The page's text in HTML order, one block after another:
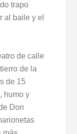
trapo
al baile y el
de calle
de la
de 15
humo y
Don